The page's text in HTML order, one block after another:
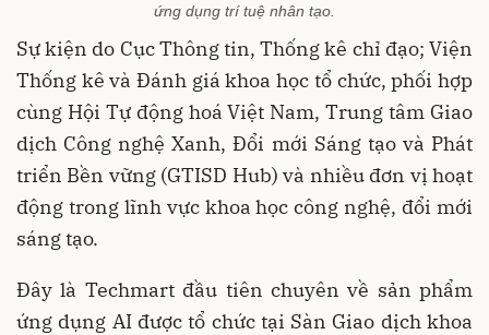
ứng dụng trí tuệ nhân tạo.
Sự kiện do Cục Thông tin, Thống kê chỉ đạo; Viện
Thống kê và Đánh giá khoa học tổ chức, phối hợp
cùng Hội Tự động hoá Việt Nam, Trung tâm Giao
dịch Công nghệ Xanh, Đổi mới Sáng tạo và Phát
triển Bền vững (GTISD Hub) và nhiều đơn vị hoạt
động trong lĩnh vực khoa học công nghệ, đổi mới
sáng tạo.
Đây là Techmart đầu tiên chuyên về sản phẩm
ứng dụng AI được tổ chức tại Sàn Giao dịch khoa